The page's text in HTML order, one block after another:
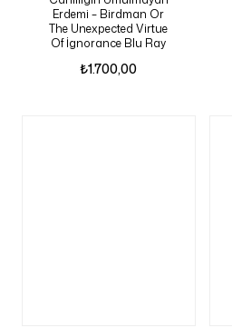
Erdemi – Birdman Or
The Unexpected Virtue
Of İgnorance Blu Ray
₺1.700,00